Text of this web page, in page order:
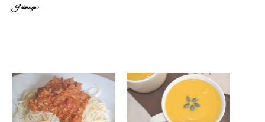
J’aime ça :